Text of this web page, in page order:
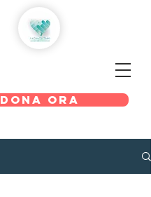
DONA ORA